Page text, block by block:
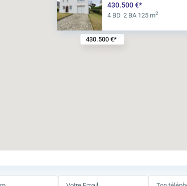
430.500 €*
430.500 €*
4 BD 2 BA 125 m2